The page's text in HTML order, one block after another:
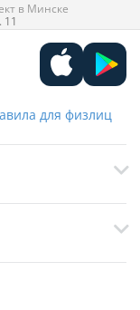
в Минске
11
для физлиц